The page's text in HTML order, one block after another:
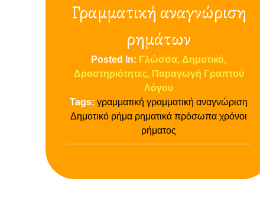
Γραμματική αναγνώριση
ρημάτων
Posted In: Γλώσσα Δημοτικό
Δραστηριότητες
Παραγωγή Γραπτού
Λόγου
Tags:γραμματική γραμματική αναγνώριση
Δημοτικό ρήμα ρηματικά πρόσωπα χρόνοι
ρήματος